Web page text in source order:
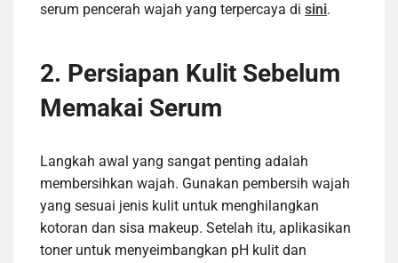
serum pencerah wajah yang terpercaya di sini.
2. Persiapan Kulit Sebelum
Memakai Serum
Langkah awal yang sangat penting adalah
membersihkan wajah. Gunakan pembersih wajah
yang sesuai jenis kulit untuk menghilangkan
kotoran dan sisa makeup. Setelah itu, aplikasikan
toner untuk menyeimbangkan pH kulit dan